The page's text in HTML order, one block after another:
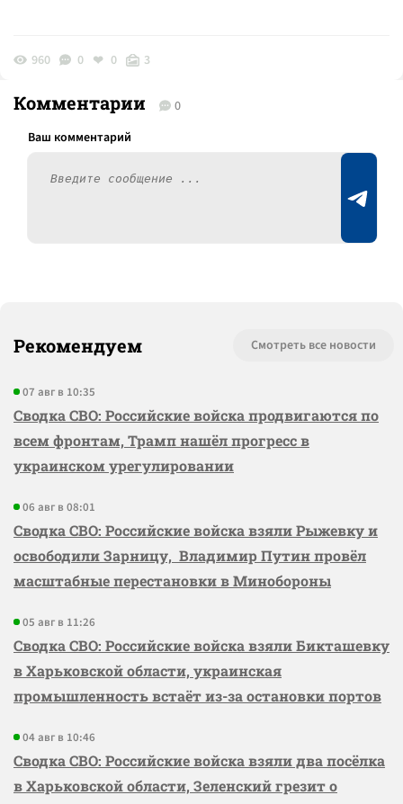
960 0 0 3
Комментарии 0
Рекомендуем Смотреть все новости
07 авг в 10:35
Сводка СВО: Российские войска продвигаются по
всем фронтам, Трамп нашёл прогресс в
украинском урегулировании
06 авг в 08:01
Сводка СВО: Российские войска взяли Рыжевку и
освободили Зарницу, Владимир Путин провёл
масштабные перестановки в Минобороны
05 авг в 11:26
Сводка СВО: Российские войска взяли Бикташевку
в Харьковской области, украинская
промышленность встаёт из-за остановки портов
04 авг в 10:46
Сводка СВО: Российские войска взяли два посёлка
в Харьковской области, Зеленский грезит о